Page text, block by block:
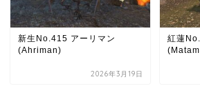
新生No.415 アーリマン
(Ahriman)
2026年3月19日
紅蓮